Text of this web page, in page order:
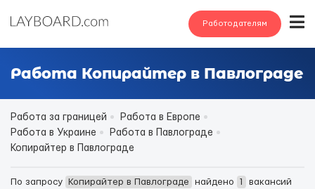
Работодателям
Работа Копирайтер в Павлограде
Работа за границей
Работа в Европе
Работа в Украине
Работа в Павлограде
Копирайтер в Павлограде
По запросу Копирайтер в Павлограде найдено 1
вакансий